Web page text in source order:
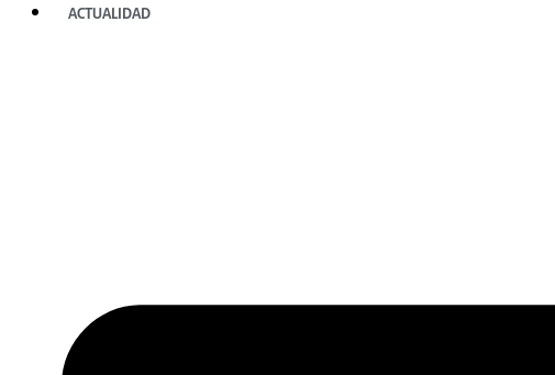
ACTUALIDAD